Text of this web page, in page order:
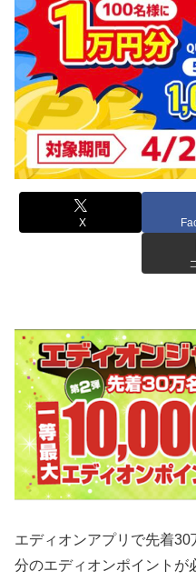
X
エディオンアプリで先着
分のエディオンポイントが